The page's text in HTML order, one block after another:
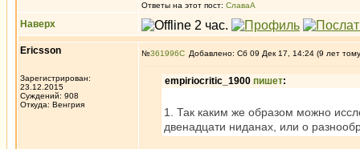
Ответы на этот пост: СлаваА
Наверх
Ericsson
Зарегистрирован:
23.12.2015
Суждений: 908
Откуда: Венгрия
№361996 Добавлено: Сб 09 Дек 17, 14:24 (9 лет
empiriocritic_1900 пишет:
1. Так каким же образом можно
двенадцати ниданах, или о